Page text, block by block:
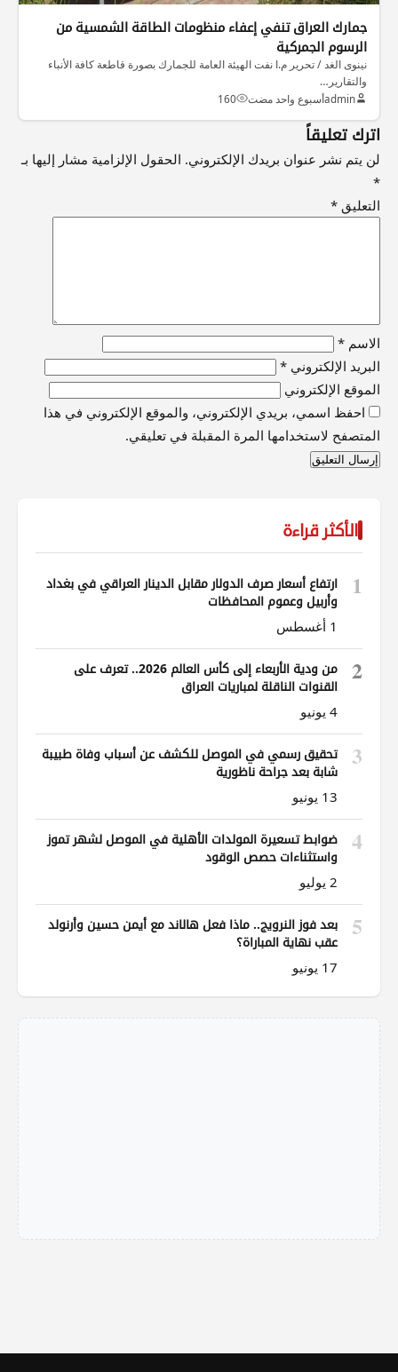
جمارك العراق تنفي إعفاء منظومات الطاقة الشمسية من
الرسوم الجمركية
نينوى الغد / تحرير م.ا نفت الهيئة العامة للجمارك بصورة قاطعة كافة الأنباء
والتقارير…
adminأسبوع واحد مضت 160
اترك تعليقاً
لن يتم نشر عنوان بريدك الإلكتروني. الحقول الإلزامية مشار إليها بـ
*
التعليق *
الاسم *
البريد الإلكتروني *
الموقع الإلكتروني
احفظ اسمي، بريدي الإلكتروني، والموقع الإلكتروني في هذا
المتصفح لاستخدامها المرة المقبلة في تعليقي.
الأكثر قراءة
1
ارتفاع أسعار صرف الدولار مقابل الدينار العراقي في بغداد
وأربيل وعموم المحافظات
1 أغسطس
2
من ودية الأربعاء إلى كأس العالم 2026.. تعرف على
القنوات الناقلة لمباريات العراق
4 يونيو
3
تحقيق رسمي في الموصل للكشف عن أسباب وفاة طبيبة
شابة بعد جراحة ناظورية
13 يونيو
4
ضوابط تسعيرة المولدات الأهلية في الموصل لشهر تموز
واستثناءات حصص الوقود
2 يوليو
5
بعد فوز النرويج.. ماذا فعل هالاند مع أيمن حسين وأرنولد
عقب نهاية المباراة؟
17 يونيو